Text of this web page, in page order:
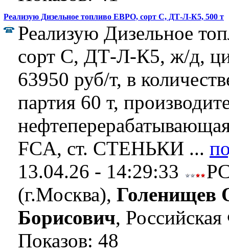
Реализую Дизельное топливо ЕВРО, сорт C, ДТ-Л-К5, 500 т
Реализую Дизельное
сорт C, ДТ-Л-К5, ж/д,
63950 руб/т, в
партия 60 т,
FCA, ст. СТЕНЬКИ ...
13.04.26 - 14:29:33
(г.Москва), Голенищев
Борисович,
Показов: 48